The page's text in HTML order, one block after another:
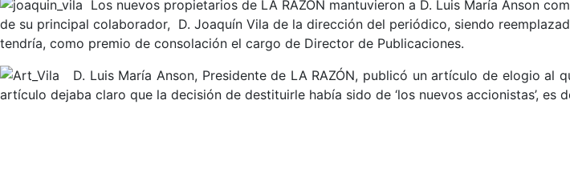
Los nuevos propietarios de LA RAZÓN mantuvieron a D. Luis María Anson
de su principal colaborador, D. Joaquín Vila de la dirección del periódico, siendo
tendría, como premio de consolación el cargo de Director de Publicaciones.
D. Luis María Anson, Presidente de LA RAZÓN, publicó un artículo de elogio al
artículo dejaba claro que la decisión de destituirle había sido de ‘los nuevos accionistas’, es